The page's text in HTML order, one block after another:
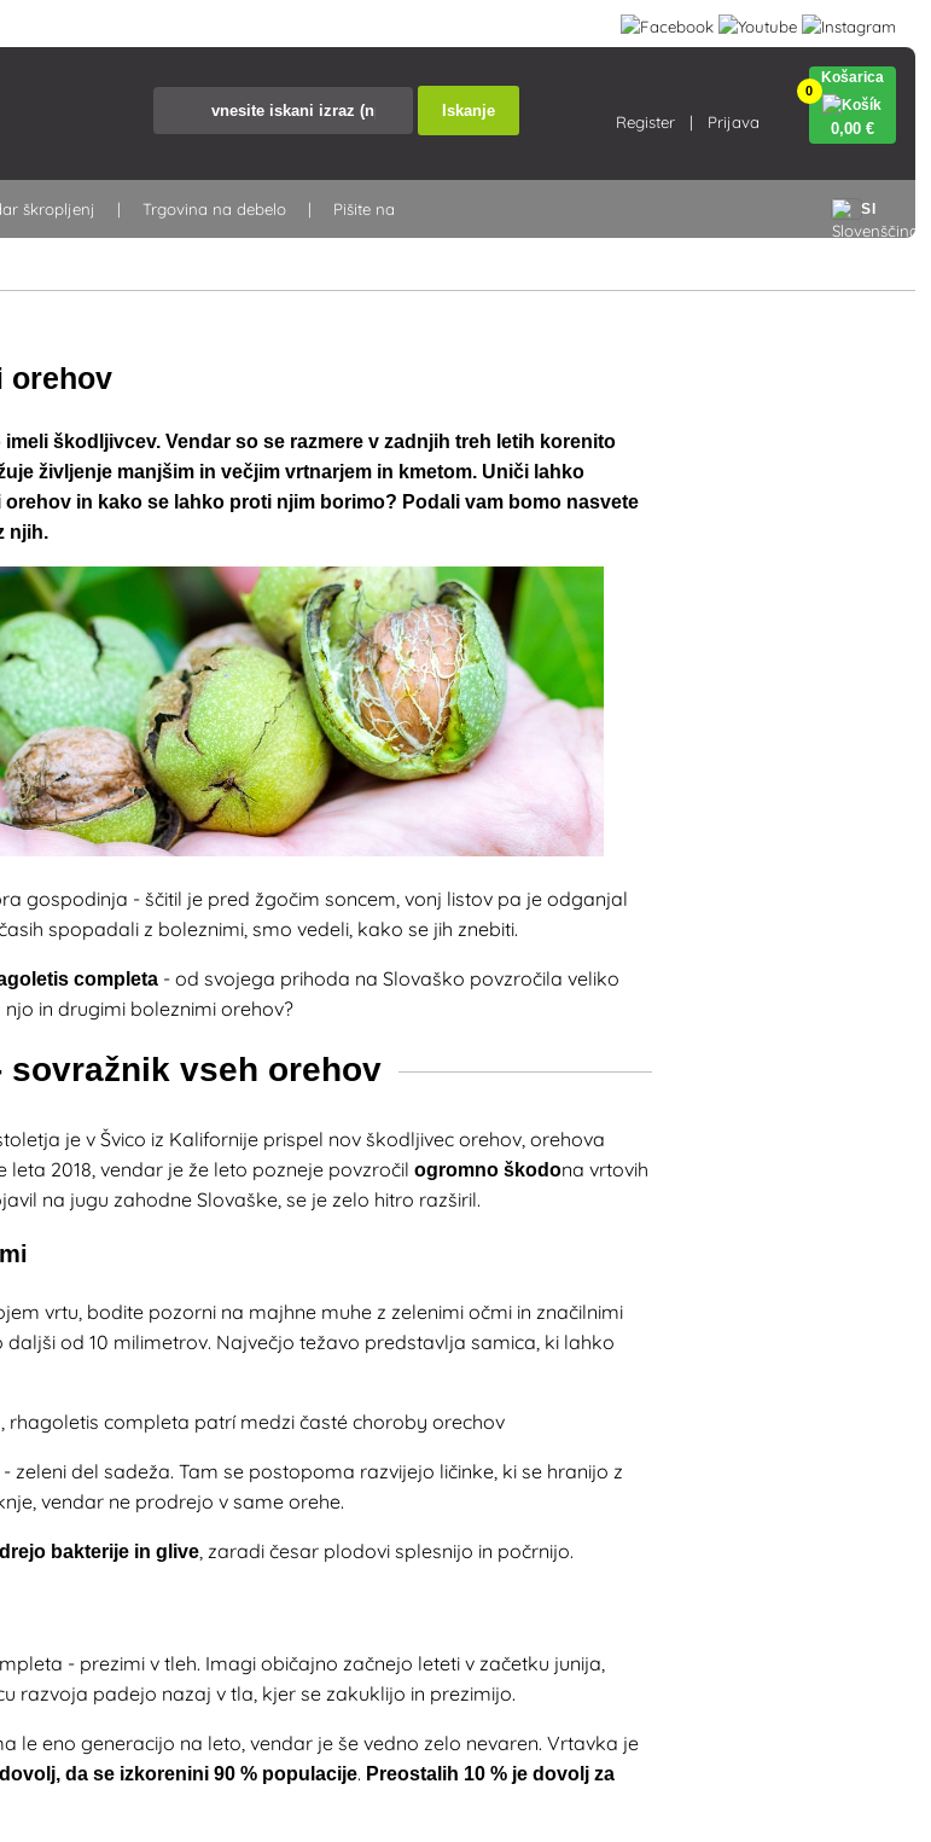
Iskanje
Register Prijava
0
Košarica
0,00 €
SI
škropljenj Trgovina na debelo Pišite na
orehov
škodljivcev. Vendar so se razmere v zadnjih treh letih korenito
življenje manjšim in večjim vrtnarjem in kmetom. Uniči lahko
in kako se lahko proti njim borimo? Podali vam bomo nasvete
njih.
gospodinja - ščitil je pred žgočim soncem, vonj listov pa je odganjal
spopadali z boleznimi, smo vedeli, kako se jih znebiti.
completa - od svojega prihoda na Slovaško povzročila veliko
in drugimi boleznimi orehov?
sovražnik vseh orehov
je v Švico iz Kalifornije prispel nov škodljivec orehov, orehova
leta 2018, vendar je že leto pozneje povzročilogromno škodona vrtovih
na jugu zahodne Slovaške, se je zelo hitro razširil.
vrtu, bodite pozorni na majhne muhe z zelenimi očmi in značilnimi
daljši od 10 milimetrov. Največjo težavo predstavlja samica, ki lahko
- zeleni del sadeža. Tam se postopoma razvijejo ličinke, ki se hranijo z
vendar ne prodrejo v same orehe.
bakterije in glive , zaradi česar plodovi splesnijo in počrnijo.
- prezimi v tleh. Imagi običajno začnejo leteti v začetku junija,
razvoja padejo nazaj v tla, kjer se zakuklijo in prezimijo.
le eno generacijo na leto, vendar je še vedno zelo nevaren. Vrtavka je
da se izkorenini 90 % populacije. Preostalih 10 % je dovolj za